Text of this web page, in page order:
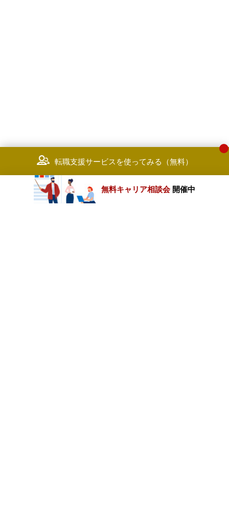
転職支援サービスを使ってみる（無料）
無料キャリア相談会 開催中